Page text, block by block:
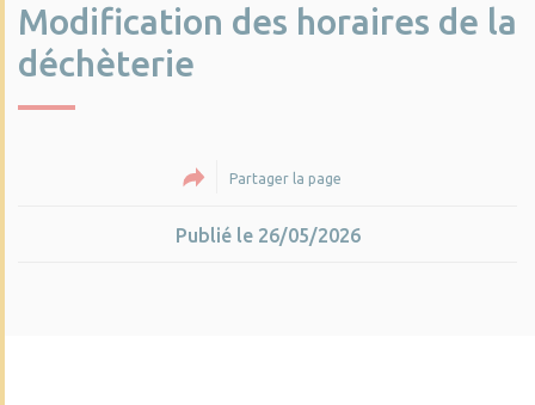
Modification des horaires de la
déchèterie
Partager la page
Publié le 26/05/2026